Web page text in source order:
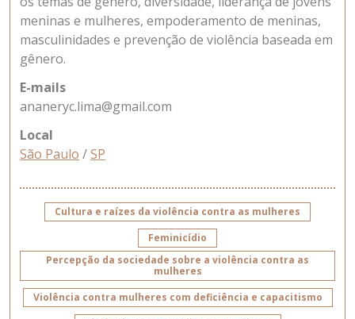
meninas e mulheres, empoderamento de meninas,
masculinidades e prevenção de violência baseada em
gênero.
E-mails
ananeryc.lima@gmail.com
Local
São Paulo /SP
Cultura e raízes da violência contra as mulheres
Feminicídio
Percepção da sociedade sobre a violência contra as
mulheres
Violência contra mulheres com deficiência e capacitismo